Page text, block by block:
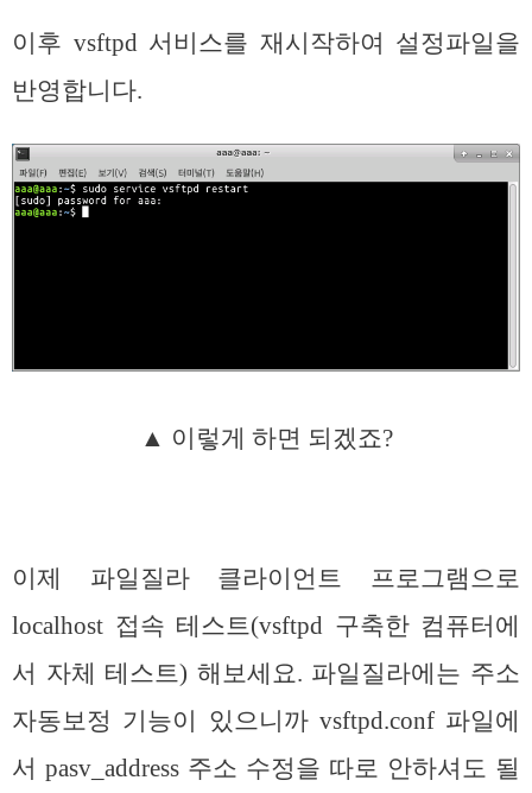
이후 vsftpd 서비스를 재시작하여 설정파일을
반영합니다.
▲ 이렇게 하면 되겠죠?
이제 파일질라 클라이언트 프로그램으로
localhost 접속 테스트(vsftpd 구축한 컴퓨터에
서 자체 테스트) 해보세요. 파일질라에는 주소
자동보정 기능이 있으니까 vsftpd.conf 파일에
서 pasv_address 주소 수정을 따로 안하셔도 될